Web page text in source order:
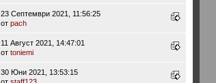
23 Септември 2021, 11:56:25
от pach
11 Август 2021, 14:47:01
от toniemi
30 Юни 2021, 13:53:15